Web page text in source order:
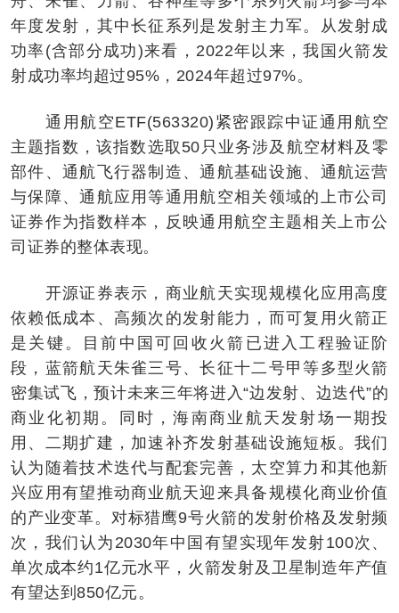
年度发射，其中长征系列是发射主力军。从发射成
功率(含部分成功)来看，2022年以来，我国火箭发
射成功率均超过95%，2024年超过97%。
通用航空ETF(563320)紧密跟踪中证通用航空
主题指数，该指数选取50只业务涉及航空材料及零
部件、通航飞行器制造、通航基础设施、通航运营
与保障、通航应用等通用航空相关领域的上市公司
证券作为指数样本，反映通用航空主题相关上市公
司证券的整体表现。
开源证券表示，商业航天实现规模化应用高度
依赖低成本、高频次的发射能力，而可复用火箭正
是关键。目前中国可回收火箭已进入工程验证阶
段，蓝箭航天朱雀三号、长征十二号甲等多型火箭
密集试飞，预计未来三年将进入“边发射、边迭代”的
商业化初期。同时，海南商业航天发射场一期投
用、二期扩建，加速补齐发射基础设施短板。我们
认为随着技术迭代与配套完善，太空算力和其他新
兴应用有望推动商业航天迎来具备规模化商业价值
的产业变革。对标猎鹰9号火箭的发射价格及发射频
次，我们认为2030年中国有望实现年发射100次、
单次成本约1亿元水平，火箭发射及卫星制造年产值
有望达到850亿元。